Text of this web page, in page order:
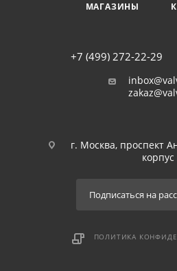
МАГАЗИНЫ
+7 (499) 272-22-29
г. Москва, проспект
корпус
Подписаться на
ПОЛИТИКА